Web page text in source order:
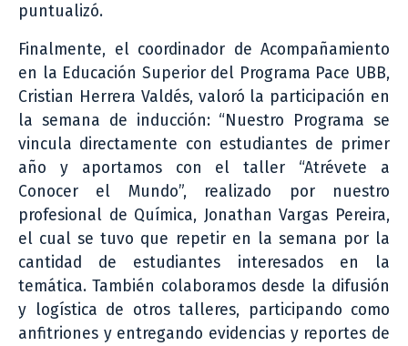
puntualizó.
Finalmente, el coordinador de Acompañamiento
en la Educación Superior del Programa Pace UBB,
Cristian Herrera Valdés, valoró la participación en
la semana de inducción: “Nuestro Programa se
vincula directamente con estudiantes de primer
año y aportamos con el taller “Atrévete a
Conocer el Mundo”, realizado por nuestro
profesional de Química, Jonathan Vargas Pereira,
el cual se tuvo que repetir en la semana por la
cantidad de estudiantes interesados en la
temática. También colaboramos desde la difusión
y logística de otros talleres, participando como
anfitriones y entregando evidencias y reportes de